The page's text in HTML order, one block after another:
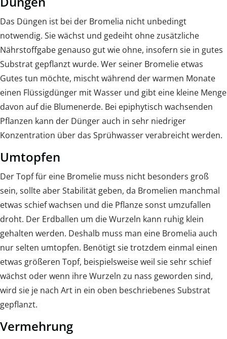
Das Düngen ist bei der Bromelia nicht unbedingt
notwendig. Sie wächst und gedeiht ohne zusätzliche
Nährstoffgabe genauso gut wie ohne, insofern sie in gutes
Substrat gepflanzt wurde. Wer seiner Bromelie etwas
Gutes tun möchte, mischt während der warmen Monate
einen Flüssigdünger mit Wasser und gibt eine kleine Menge
davon auf die Blumenerde. Bei epiphytisch wachsenden
Pflanzen kann der Dünger auch in sehr niedriger
Konzentration über das Sprühwasser verabreicht werden.
Umtopfen
Der Topf für eine Bromelie muss nicht besonders groß
sein, sollte aber Stabilität geben, da Bromelien manchmal
etwas schief wachsen und die Pflanze sonst umzufallen
droht. Der Erdballen um die Wurzeln kann ruhig klein
gehalten werden. Deshalb muss man eine Bromelia auch
nur selten umtopfen. Benötigt sie trotzdem einmal einen
etwas größeren Topf, beispielsweise weil sie sehr schief
wächst oder wenn ihre Wurzeln zu nass geworden sind,
wird sie je nach Art in ein oben beschriebenes Substrat
gepflanzt.
Vermehrung